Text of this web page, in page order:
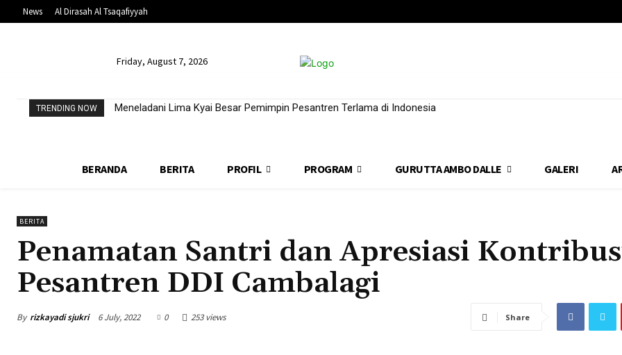
News Al Dirasah Al Tsaqafiyyah
Friday, August 7, 2026
TRENDING NOW Meneladani Lima Kyai Besar Pemimpin Pesantren Terlama di Indonesia
BERANDA BERITA PROFIL PROGRAM GURUTTA AMBO DALLE GALERI
BERITA
Penamatan Santri dan Apresiasi
Pesantren DDI Cambalagi
By rizkayadi sjukri 6 July, 2022 0 253 views Share